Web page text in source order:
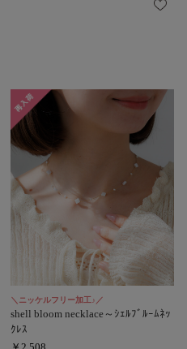
＼ニッケルフリー加工♪／
shell bloom necklace～ｼｪﾙﾌﾞﾙｰﾑﾈｯ
ｸﾚｽ